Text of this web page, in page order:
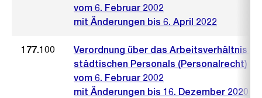
vom 6. Februar 2002
mit Änderungen bis 6. April 2022
177.100
Verordnung über das Arbeitsverhältnis
städtischen Personals (Personalrecht)
vom 6. Februar 2002
mit Änderungen bis 16. Dezember 2020